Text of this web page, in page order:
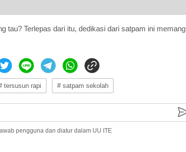
tau? Terlepas dari itu, dedikasi dari satpam ini memang
tersusun rapi # satpam sekolah
pengguna dan diatur dalam UU ITE